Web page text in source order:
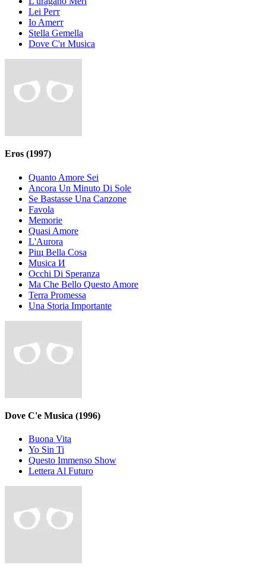
Lei Perт
Io Amerт
Stella Gemella
Dove C'и Musica
Eros (1997)
Quanto Amore Sei
Ancora Un Minuto Di Sole
Se Bastasse Una Canzone
Favola
Memorie
Quasi Amore
L'Aurora
Piщ Bella Cosa
Musica И
Occhi Di Speranza
Ma Che Bello Questo Amore
Terra Promessa
Una Storia Importante
Dove C'e Musica (1996)
Buona Vita
Yo Sin Ti
Questo Immenso Show
Lettera Al Futuro